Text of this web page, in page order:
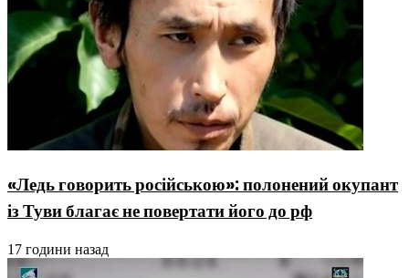
«Ледь говорить російською»: полонений окупант
із Туви благає не повертати його до рф
17 години назад